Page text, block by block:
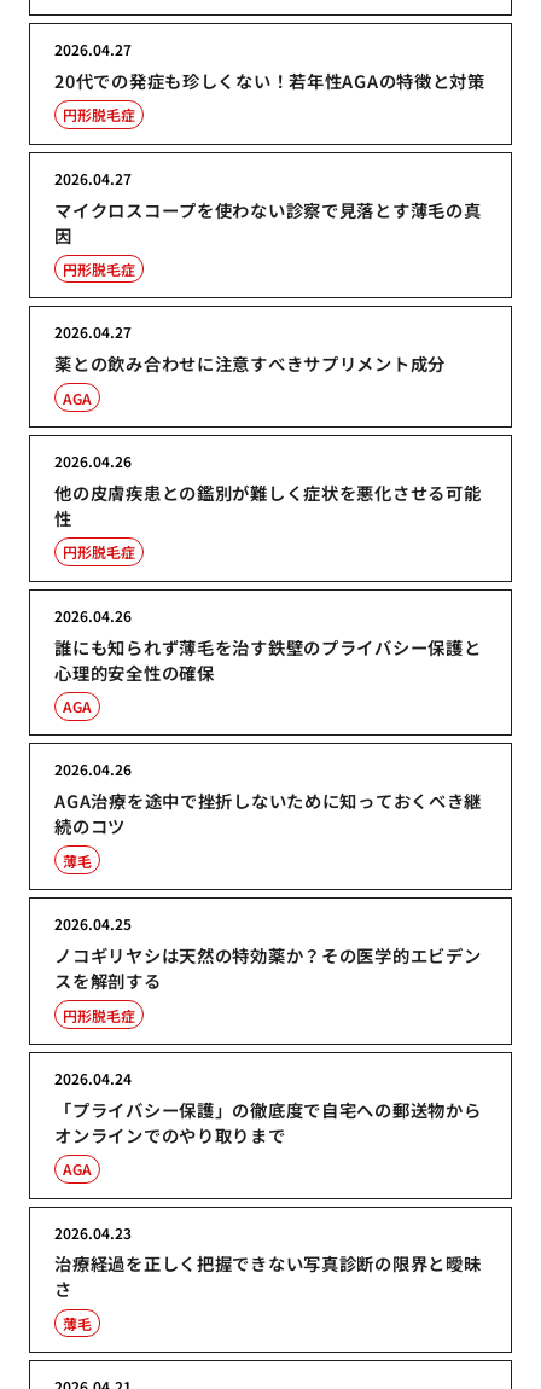
20代での発症も珍しくない！若年性AGAの特徴と対策
2026.04.27
円形脱毛症
マイクロスコープを使わない診察で見落とす薄毛の真
因
2026.04.27
円形脱毛症
薬との飲み合わせに注意すべきサプリメント成分
2026.04.27
AGA
他の皮膚疾患との鑑別が難しく症状を悪化させる可能
性
2026.04.26
円形脱毛症
誰にも知られず薄毛を治す鉄壁のプライバシー保護と
心理的安全性の確保
2026.04.26
AGA
AGA治療を途中で挫折しないために知っておくべき継
続のコツ
2026.04.26
薄毛
ノコギリヤシは天然の特効薬か？その医学的エビデン
スを解剖する
2026.04.25
円形脱毛症
「プライバシー保護」の徹底度で自宅への郵送物から
オンラインでのやり取りまで
2026.04.24
AGA
治療経過を正しく把握できない写真診断の限界と曖昧
さ
2026.04.23
薄毛